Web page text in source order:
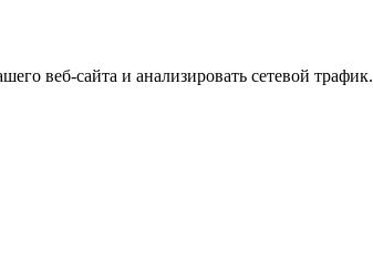
веб-сайта и анализировать сетевой трафик.